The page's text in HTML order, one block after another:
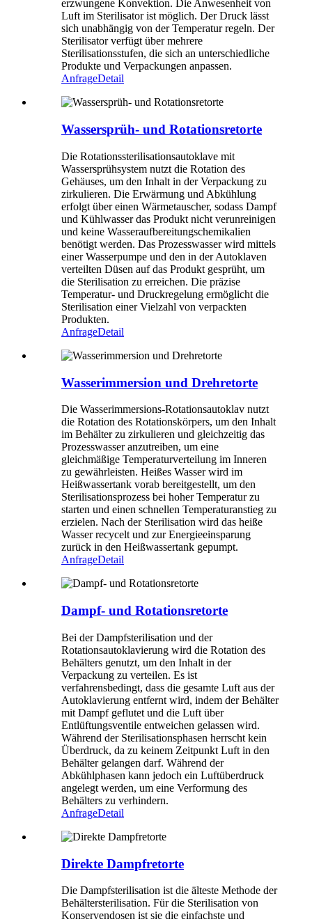
erzwungene Konvektion. Die Anwesenheit von
Luft im Sterilisator ist möglich. Der Druck lässt
sich unabhängig von der Temperatur regeln. Der
Sterilisator verfügt über mehrere
Sterilisationsstufen, die sich an unterschiedliche
Produkte und Verpackungen anpassen.
AnfrageDetail
Wassersprüh- und Rotationsretorte
Die Rotationssterilisationsautoklave mit
Wassersprühsystem nutzt die Rotation des
Gehäuses, um den Inhalt in der Verpackung zu
zirkulieren. Die Erwärmung und Abkühlung
erfolgt über einen Wärmetauscher, sodass Dampf
und Kühlwasser das Produkt nicht verunreinigen
und keine Wasseraufbereitungschemikalien
benötigt werden. Das Prozesswasser wird mittels
einer Wasserpumpe und den in der Autoklaven
verteilten Düsen auf das Produkt gesprüht, um
die Sterilisation zu erreichen. Die präzise
Temperatur- und Druckregelung ermöglicht die
Sterilisation einer Vielzahl von verpackten
Produkten.
AnfrageDetail
Wasserimmersion und Drehretorte
Die Wasserimmersions-Rotationsautoklav nutzt
die Rotation des Rotationskörpers, um den Inhalt
im Behälter zu zirkulieren und gleichzeitig das
Prozesswasser anzutreiben, um eine
gleichmäßige Temperaturverteilung im Inneren
zu gewährleisten. Heißes Wasser wird im
Heißwassertank vorab bereitgestellt, um den
Sterilisationsprozess bei hoher Temperatur zu
starten und einen schnellen Temperaturanstieg zu
erzielen. Nach der Sterilisation wird das heiße
Wasser recycelt und zur Energieeinsparung
zurück in den Heißwassertank gepumpt.
AnfrageDetail
Dampf- und Rotationsretorte
Bei der Dampfsterilisation und der
Rotationsautoklavierung wird die Rotation des
Behälters genutzt, um den Inhalt in der
Verpackung zu verteilen. Es ist
verfahrensbedingt, dass die gesamte Luft aus der
Autoklavierung entfernt wird, indem der Behälter
mit Dampf geflutet und die Luft über
Entlüftungsventile entweichen gelassen wird.
Während der Sterilisationsphasen herrscht kein
Überdruck, da zu keinem Zeitpunkt Luft in den
Behälter gelangen darf. Während der
Abkühlphasen kann jedoch ein Luftüberdruck
angelegt werden, um eine Verformung des
Behälters zu verhindern.
AnfrageDetail
Direkte Dampfretorte
Die Dampfsterilisation ist die älteste Methode der
Behältersterilisation. Für die Sterilisation von
Konservendosen ist sie die einfachste und